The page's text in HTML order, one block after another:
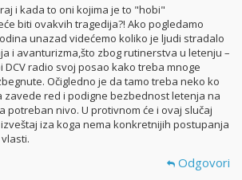
i kada to oni kojima je to "hobi"
biti ovakvih tragedija?! Ako pogledamo
unazad videćemo koliko je ljudi stradalo
i avanturizma,što zbog rutinerstva u letenju –
DCV radio svoj posao kako treba mnoge
Očigledno je da tamo treba neko ko
zavede red i podigne bezbednost letenja na
potreban nivo. U protivnom će i ovaj slučaj
iza koga nema konkretnijih postupanja
Odgovori